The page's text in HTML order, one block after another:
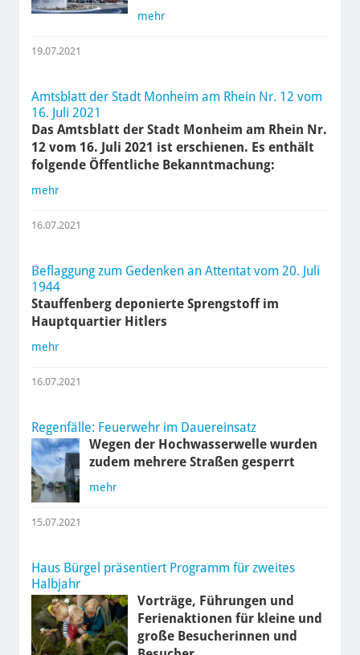
mehr
19.07.2021
Amtsblatt der Stadt Monheim am Rhein Nr. 12 vom
16. Juli 2021
Das Amtsblatt der Stadt Monheim am Rhein Nr.
12 vom 16. Juli 2021 ist erschienen. Es enthält
folgende Öffentliche Bekanntmachung:
mehr
16.07.2021
Beflaggung zum Gedenken an Attentat vom 20. Juli
1944
Stauffenberg deponierte Sprengstoff im
Hauptquartier Hitlers
mehr
16.07.2021
Regenfälle: Feuerwehr im Dauereinsatz
Wegen der Hochwasserwelle wurden
zudem mehrere Straßen gesperrt
mehr
15.07.2021
Haus Bürgel präsentiert Programm für zweites
Halbjahr
Vorträge, Führungen und
Ferienaktionen für kleine und
große Besucherinnen und